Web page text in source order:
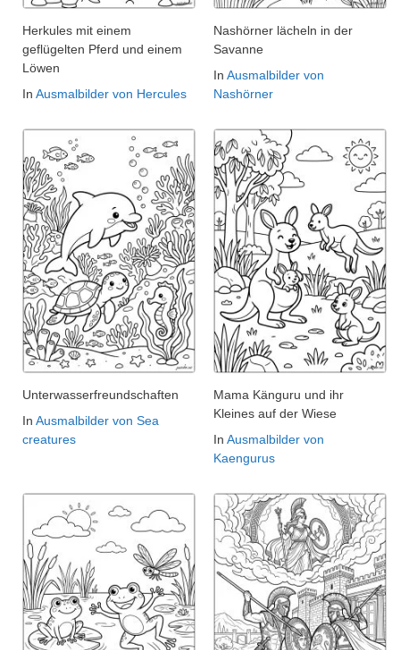
Herkules mit einem
geflügelten Pferd und einem
Löwen
In Ausmalbilder von Hercules
Nashörner lächeln in der
Savanne
In Ausmalbilder von
Nashörner
Unterwasserfreundschaften
In Ausmalbilder von Sea
creatures
Mama Känguru und ihr
Kleines auf der Wiese
In Ausmalbilder von
Kaengurus